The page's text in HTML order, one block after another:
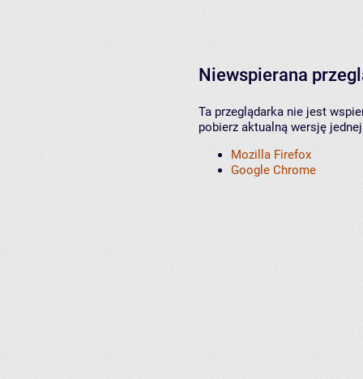
Niewspierana
Ta przeglądarka nie jest
pobierz aktualną wersję
Mozilla Firefox
Google Chrome